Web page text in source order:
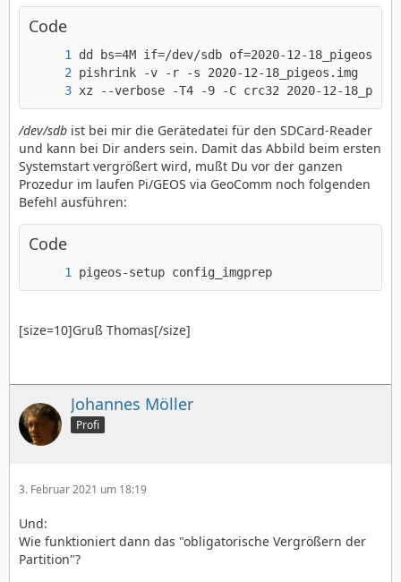
Code
xz --verbose -T4 -9 -C crc32 2020-12-
/dev/sdb ist bei mir die Gerätedatei für den SDCard-Reader
und kann bei Dir anders sein. Damit das Abbild beim ersten
Systemstart vergrößert wird, mußt Du vor der ganzen
Prozedur im laufen Pi/GEOS via GeoComm noch folgenden
Befehl ausführen:
Code
pigeos-setup config_imgprep
[size=10]Gruß Thomas[/size]
Johannes Möller
Profi
3. Februar 2021 um 18:19
Und:
Wie funktioniert dann das "obligatorische Vergrößern der
Partition"?